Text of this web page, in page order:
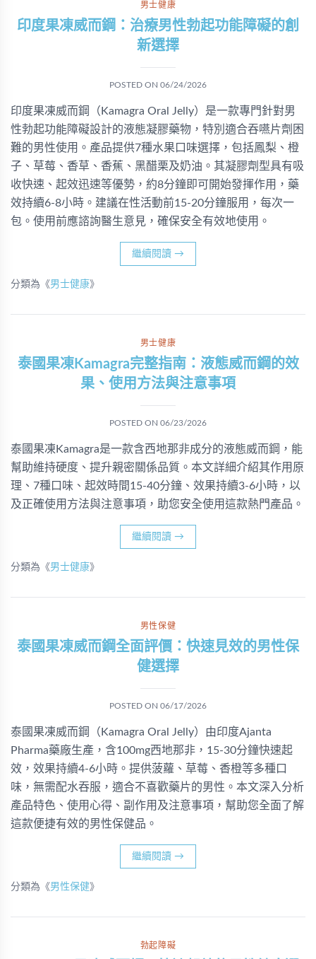
男士健康
印度果凍威而鋼：治療男性勃起功能障礙的創
新選擇
POSTED ON 06/24/2026
印度果凍威而鋼（Kamagra Oral Jelly）是一款專門針對男
性勃起功能障礙設計的液態凝膠藥物，特別適合吞嚥片劑困
難的男性使用。產品提供7種水果口味選擇，包括鳳梨、橙
子、草莓、香草、香蕉、黑醋栗及奶油。其凝膠劑型具有吸
收快速、起效迅速等優勢，約8分鐘即可開始發揮作用，藥
效持續6-8小時。建議在性活動前15-20分鐘服用，每次一
包。使用前應諮詢醫生意見，確保安全有效地使用。
繼續閱讀 →
分類為《男士健康》
男士健康
泰國果凍Kamagra完整指南：液態威而鋼的效
果、使用方法與注意事項
POSTED ON 06/23/2026
泰國果凍Kamagra是一款含西地那非成分的液態威而鋼，能
幫助維持硬度、提升親密關係品質。本文詳細介紹其作用原
理、7種口味、起效時間15-40分鐘、效果持續3-6小時，以
及正確使用方法與注意事項，助您安全使用這款熱門產品。
繼續閱讀 →
分類為《男士健康》
男性保健
泰國果凍威而鋼全面評價：快速見效的男性保
健選擇
POSTED ON 06/17/2026
泰國果凍威而鋼（Kamagra Oral Jelly）由印度Ajanta
Pharma藥廠生產，含100mg西地那非，15-30分鐘快速起
效，效果持續4-6小時。提供菠蘿、草莓、香橙等多種口
味，無需配水吞服，適合不喜歡藥片的男性。本文深入分析
產品特色、使用心得、副作用及注意事項，幫助您全面了解
這款便捷有效的男性保健品。
繼續閱讀 →
分類為《男性保健》
勃起障礙